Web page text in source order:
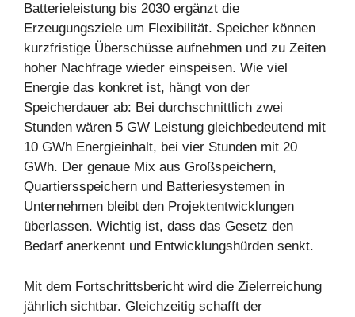
Batterieleistung bis 2030 ergänzt die
Erzeugungsziele um Flexibilität. Speicher können
kurzfristige Überschüsse aufnehmen und zu Zeiten
hoher Nachfrage wieder einspeisen. Wie viel
Energie das konkret ist, hängt von der
Speicherdauer ab: Bei durchschnittlich zwei
Stunden wären 5 GW Leistung gleichbedeutend mit
10 GWh Energieinhalt, bei vier Stunden mit 20
GWh. Der genaue Mix aus Großspeichern,
Quartiersspeichern und Batteriesystemen in
Unternehmen bleibt den Projektentwicklungen
überlassen. Wichtig ist, dass das Gesetz den
Bedarf anerkennt und Entwicklungshürden senkt.
Mit dem Fortschrittsbericht wird die Zielerreichung
jährlich sichtbar. Gleichzeitig schafft der